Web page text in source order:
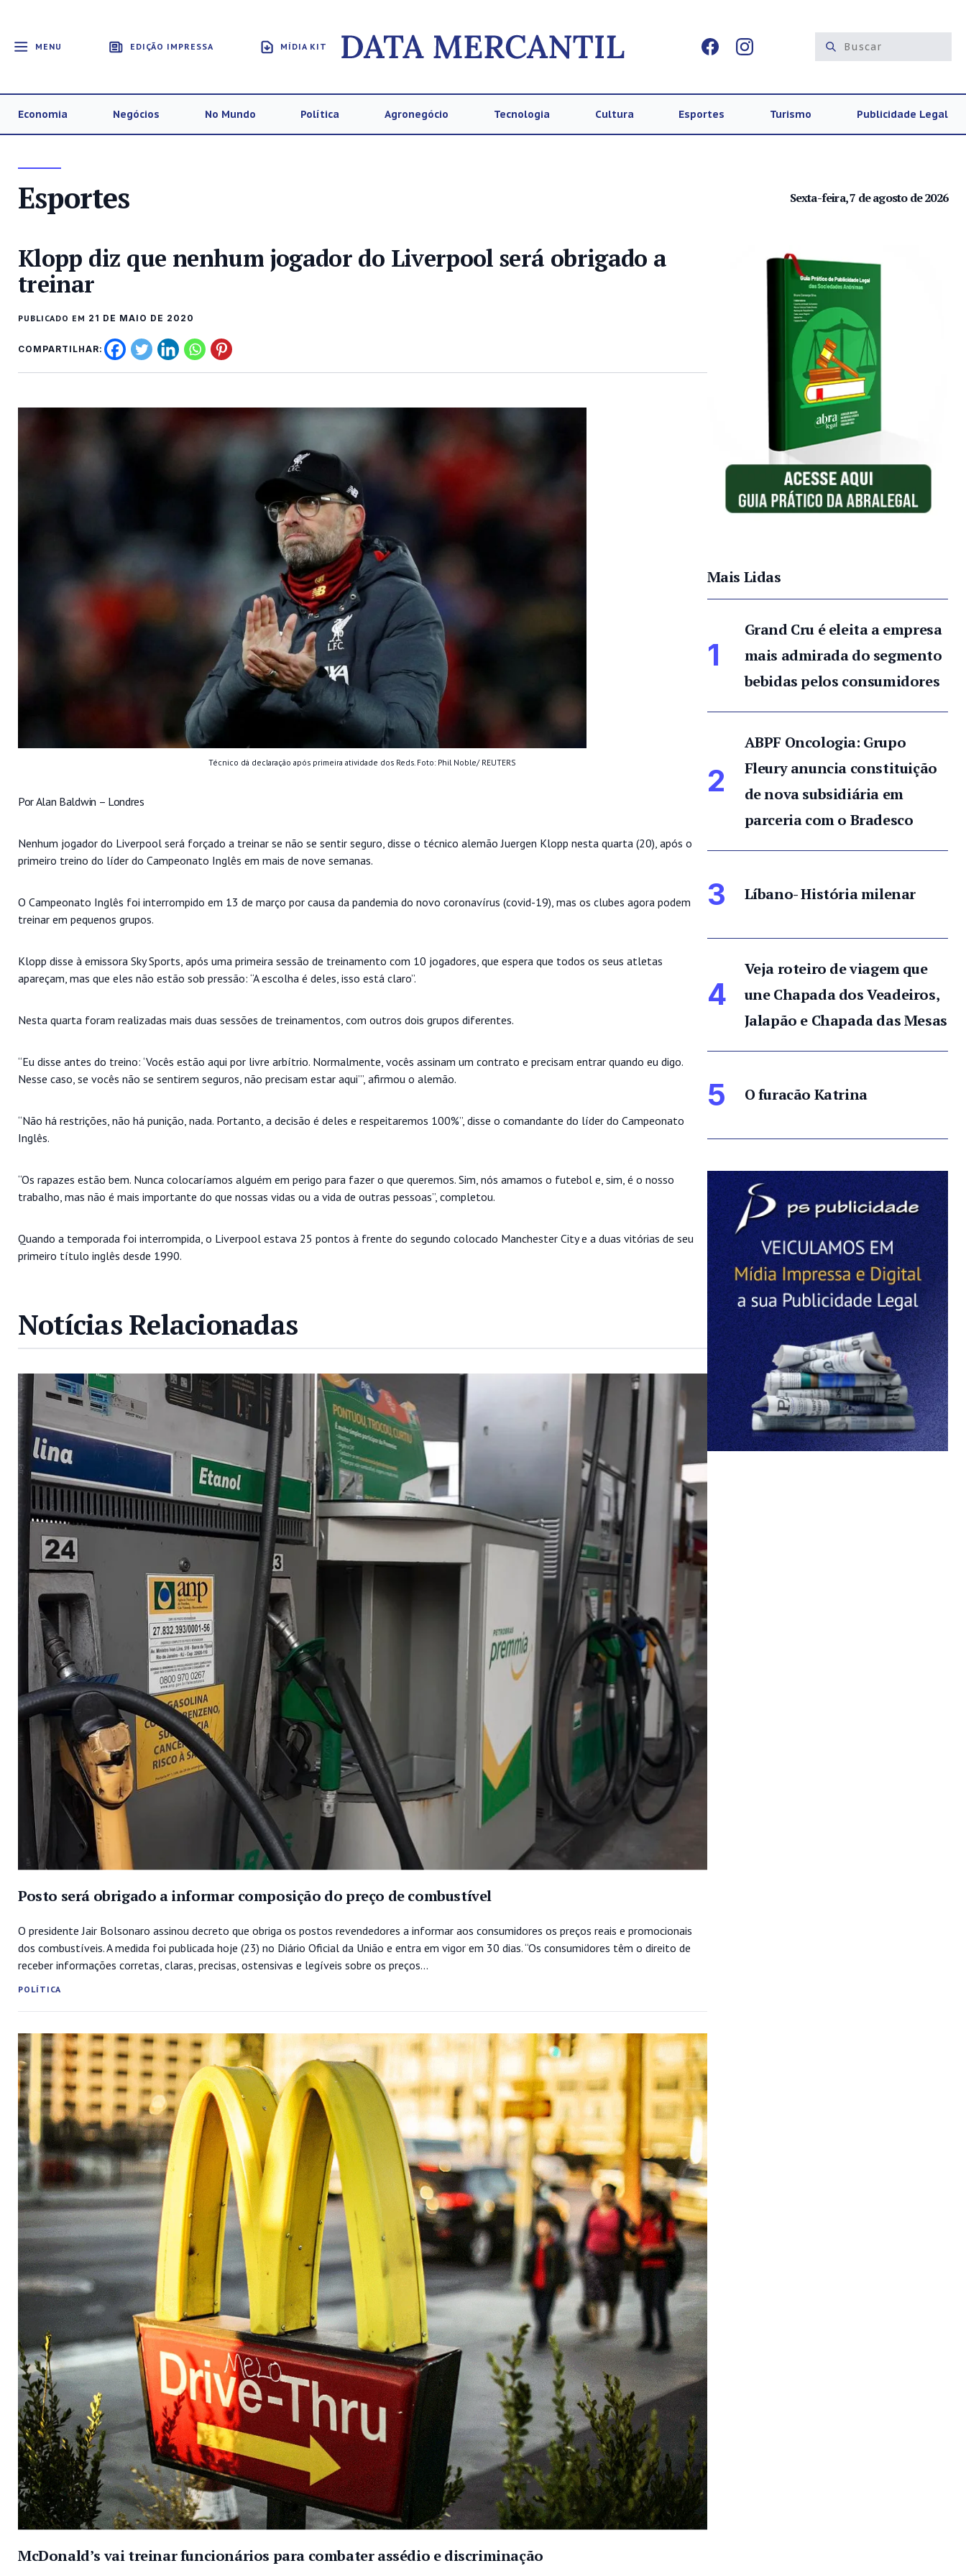
MENU EDIÇÃO IMPRESSA MÍDIA KIT
Economia Negócios No Mundo Política Agronegócio Tecnologia Cultura Esportes Turismo Publicidade Legal
Esportes Sexta-feira, 7 de agosto de 2026
Klopp diz que nenhum jogador do Liverpool será obrigado a
treinar
PUBLICADO EM 21 DE MAIO DE 2020
COMPARTILHAR:
Técnico dá declaração após primeira atividade dos Reds. Foto: Phil Noble/ REUTERS
Por Alan Baldwin – Londres
Nenhum jogador do Liverpool será forçado a treinar se não se sentir seguro, disse o técnico alemão Juergen Klopp nesta quarta (20), após o
primeiro treino do líder do Campeonato Inglês em mais de nove semanas.
O Campeonato Inglês foi interrompido em 13 de março por causa da pandemia do novo coronavírus (covid-19), mas os clubes agora podem
treinar em pequenos grupos.
Klopp disse à emissora Sky Sports, após uma primeira sessão de treinamento com 10 jogadores, que espera que todos os seus atletas
apareçam, mas que eles não estão sob pressão: “A escolha é deles, isso está claro”.
Nesta quarta foram realizadas mais duas sessões de treinamentos, com outros dois grupos diferentes.
“Eu disse antes do treino: ‘Vocês estão aqui por livre arbítrio. Normalmente, vocês assinam um contrato e precisam entrar quando eu digo.
Nesse caso, se vocês não se sentirem seguros, não precisam estar aqui’”, afirmou o alemão.
“Não há restrições, não há punição, nada. Portanto, a decisão é deles e respeitaremos 100%”, disse o comandante do líder do Campeonato
Inglês.
“Os rapazes estão bem. Nunca colocaríamos alguém em perigo para fazer o que queremos. Sim, nós amamos o futebol e, sim, é o nosso
trabalho, mas não é mais importante do que nossas vidas ou a vida de outras pessoas”, completou.
Quando a temporada foi interrompida, o Liverpool estava 25 pontos à frente do segundo colocado Manchester City e a duas vitórias de seu
primeiro título inglês desde 1990.
Notícias Relacionadas
Posto será obrigado a informar composição do preço de combustível
O presidente Jair Bolsonaro assinou decreto que obriga os postos revendedores a informar aos consumidores os preços reais e promocionais
dos combustíveis. A medida foi publicada hoje (23) no Diário Oficial da União e entra em vigor em 30 dias. “Os consumidores têm o direito de
receber informações corretas, claras, precisas, ostensivas e legíveis sobre os preços...
POLÍTICA
McDonald’s vai treinar funcionários para combater assédio e discriminação
Mais Lidas
1
Grand Cru é eleita a empresa
mais admirada do segmento
bebidas pelos consumidores
2
ABPF Oncologia: Grupo
Fleury anuncia constituição
de nova subsidiária em
parceria com o Bradesco
3 Líbano- História milenar
4
Veja roteiro de viagem que
une Chapada dos Veadeiros,
Jalapão e Chapada das Mesas
5 O furacão Katrina